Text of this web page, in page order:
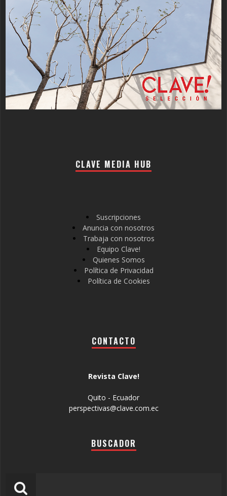
CLAVE MEDIA HUB
Suscripciones
Anuncia con nosotros
Trabaja con nosotros
Equipo Clave!
Quienes Somos
Política de Privacidad
Política de Cookies
CONTACTO
Revista Clave!
Quito - Ecuador
perspectivas@clave.com.ec
BUSCADOR